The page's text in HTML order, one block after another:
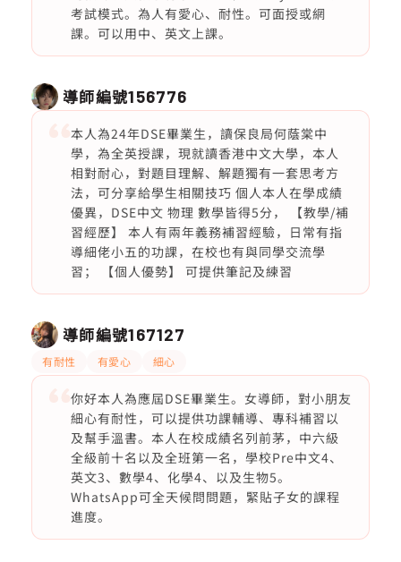
考試模式。為人有愛心、耐性。可面授或網
課。可以用中、英文上課。
導師編號156776
本人為24年DSE畢業生，讀保良局何蔭棠中
學，為全英授課，現就讀香港中文大學，本人
相對耐心，對題目理解、解題獨有一套思考方
法，可分享給學生相關技巧 個人本人在學成績
優異，DSE中文 物理 數學皆得5分， 【教學/補
習經歷】 本人有兩年義務補習經驗，日常有指
導細佬小五的功課，在校也有與同學交流學
習； 【個人優勢】 可提供筆記及練習
導師編號167127
有耐性 有愛心 細心
你好本人為應屆DSE畢業生。女導師，對小朋友
細心有耐性，可以提供功課輔導、專科補習以
及幫手溫書。本人在校成績名列前茅，中六級
全級前十名以及全班第一名，學校Pre中文4、
英文3、數學4、化學4、以及生物5。
WhatsApp可全天候問問題，緊貼子女的課程
進度。